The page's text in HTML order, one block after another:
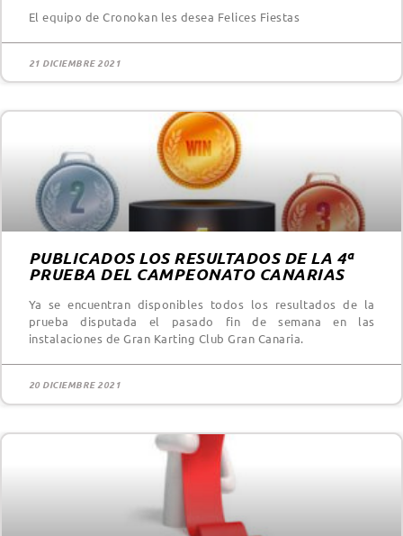
El equipo de Cronokan les desea Felices Fiestas
21 DICIEMBRE 2021
PUBLICADOS LOS RESULTADOS DE LA 4ª
PRUEBA DEL CAMPEONATO CANARIAS
Ya se encuentran disponibles todos los resultados de la
prueba disputada el pasado fin de semana en las
instalaciones de Gran Karting Club Gran Canaria.
20 DICIEMBRE 2021